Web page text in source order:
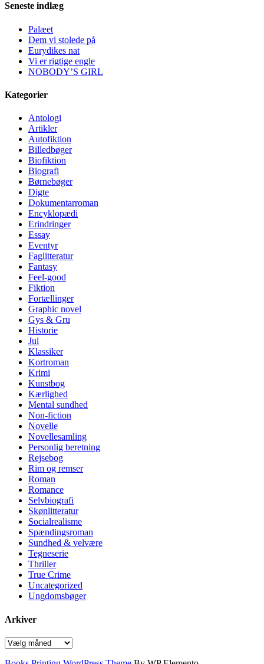
Seneste indlæg
Palæet
Dem vi stolede på
Eurydikes nat
Vi er rigtige engle
NOBODY’S GIRL
Kategorier
Antologi
Artikler
Autofiktion
Billedbøger
Biofiktion
Biografi
Børnebøger
Digte
Dokumentarroman
Encyklopædi
Erindringer
Essay
Eventyr
Faglitteratur
Fantasy
Feel-good
Fiktion
Fortællinger
Graphic novel
Gys & Gru
Historie
Jul
Klassiker
Kortroman
Krimi
Kunstbog
Kærlighed
Mental sundhed
Non-fiction
Novelle
Novellesamling
Personlig beretning
Rejsebog
Rim og remser
Roman
Romance
Selvbiografi
Skønlitteratur
Socialrealisme
Spændingsroman
Sundhed & velvære
Tegneserie
Thriller
True Crime
Uncategorized
Ungdomsbøger
Arkiver
Arkiver